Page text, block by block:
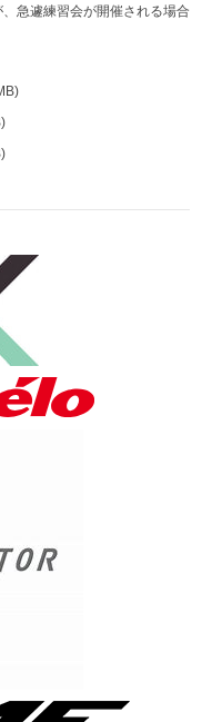
急遽練習会が開催される場合